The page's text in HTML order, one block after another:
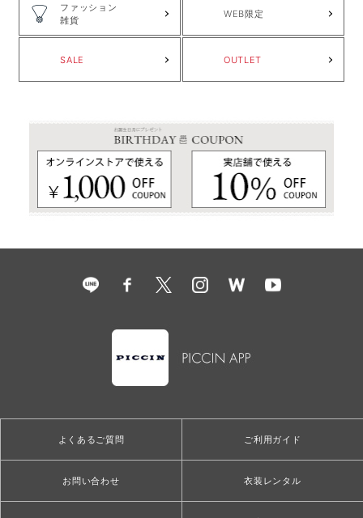
ファッション
雑貨
WEB限定
SALE OUTLET
よくあるご質問 ご利用ガイド
お問い合わせ 衣装レンタル